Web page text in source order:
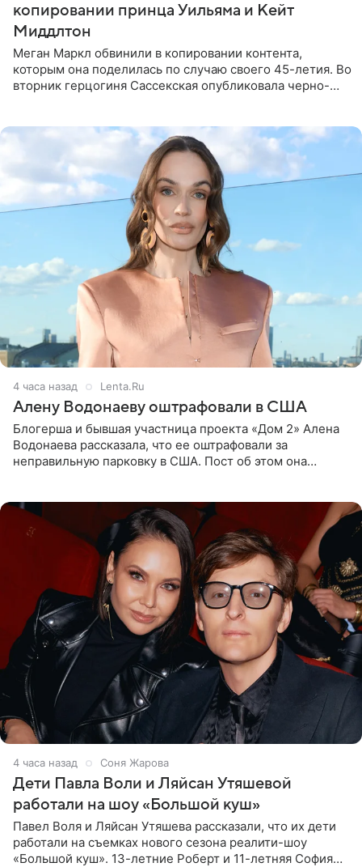
копировании принца Уильяма и Кейт
Миддлтон
Меган Маркл обвинили в копировании контента,
которым она поделилась по случаю своего 45-летия. Во
вторник герцогиня Сассекская опубликовала черно-
4 часа назад Lenta.Ru
Алену Водонаеву оштрафовали в США
Блогерша и бывшая участница проекта «Дом 2» Алена
Водонаева рассказала, что ее оштрафовали за
неправильную парковку в США. Пост об этом она
4 часа назад Соня Жарова
Дети Павла Воли и Ляйсан Утяшевой
работали на шоу «Большой куш»
Павел Воля и Ляйсан Утяшева рассказали, что их дети
работали на съемках нового сезона реалити-шоу
«Большой куш». 13-летние Роберт и 11-летняя София